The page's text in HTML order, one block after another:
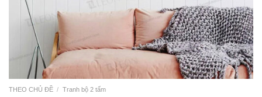
THEO CHỦ ĐỀ / Tranh bộ 2 tấm